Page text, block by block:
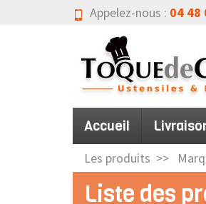
Appelez-nous : 04 48
Accueil
Les produits
Liste des